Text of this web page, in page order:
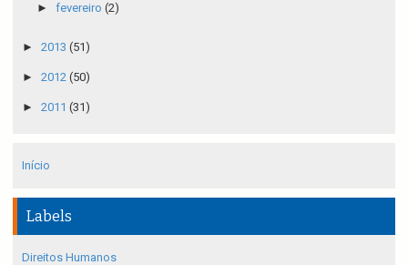
► fevereiro (2)
► 2013 (51)
► 2012 (50)
► 2011 (31)
Início
Labels
Direitos Humanos